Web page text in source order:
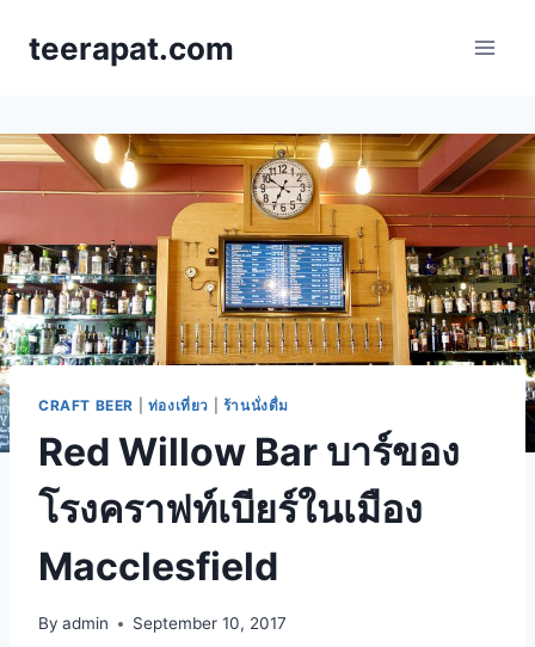
teerapat.com
CRAFT BEER ท่องเที่ยว ร้านนั่งดื่ม
Red Willow Bar บาร์ของ
โรงคราฟท์เบียร์ในเมือง
Macclesfield
By admin September 10, 2017